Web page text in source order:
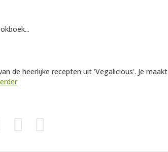
de heerlijke recepten uit 'Vegalicious'. Je maakt